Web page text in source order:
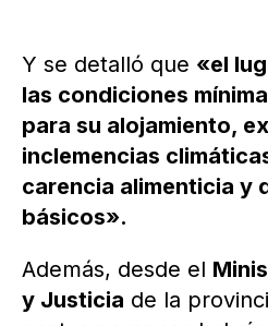
Y se detalló que «el
las condiciones
para su alojamiento,
inclemencias
carencia alimenticia y
básicos».
Además, desde el
y Justicia de la